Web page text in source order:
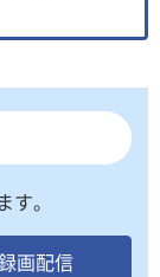
。
画配信